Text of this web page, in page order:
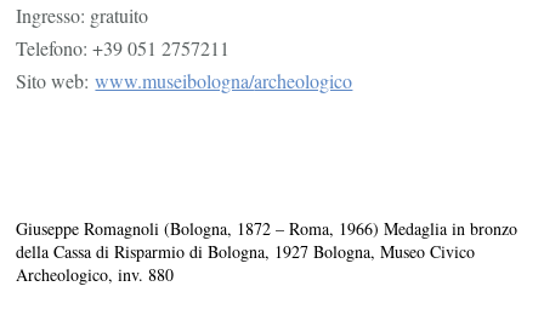
Ingresso: gratuito
Telefono: +39 051 2757211
Sito web:www.museibologna/archeologico
Giuseppe Romagnoli (Bologna, 1872 – Roma, 1966) Medaglia in bronzo
della Cassa di Risparmio di Bologna, 1927 Bologna, Museo Civico
Archeologico, inv. 880